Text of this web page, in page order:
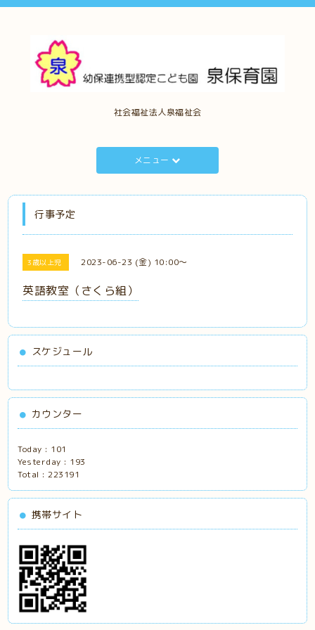
社会福祉法人泉福祉会
メニュー
行事予定
3歳以上児 2023-06-23 (金) 10:00～
英語教室（さくら組）
スケジュール
カウンター
Today : 101
Yesterday : 193
Total :223191
携帯サイト